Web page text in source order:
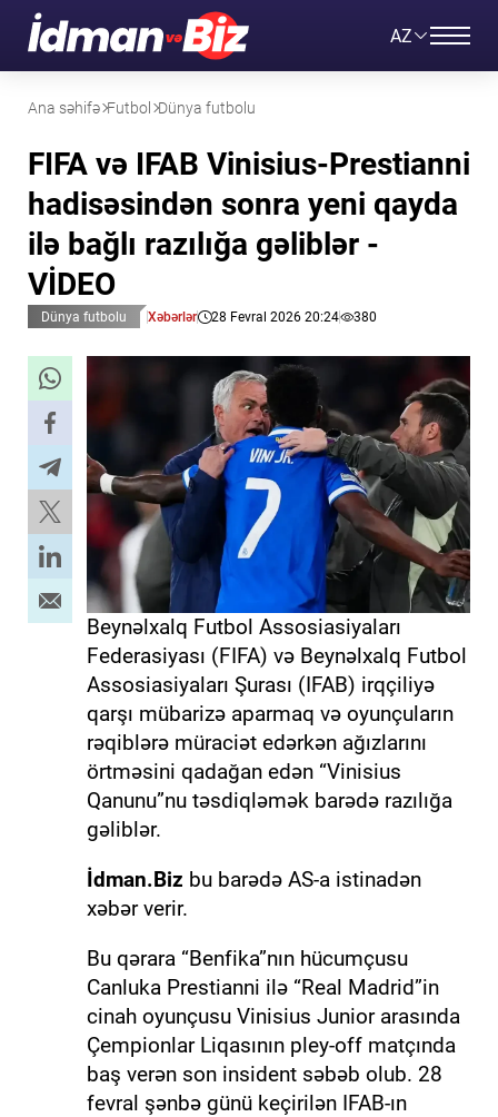
AZ
Ana səhifə Futbol Dünya futbolu
FIFA və IFAB Vinisius-Prestianni
hadisəsindən sonra yeni qayda
ilə bağlı razılığa gəliblər -
VİDEO
Dünya futbolu Xəbərlər 28 Fevral 2026 20:24 380
Beynəlxalq Futbol Assosiasiyaları
Federasiyası (FIFA) və Beynəlxalq Futbol
Assosiasiyaları Şurası (IFAB) irqçiliyə
qarşı mübarizə aparmaq və oyunçuların
rəqiblərə müraciət edərkən ağızlarını
örtməsini qadağan edən “Vinisius
Qanunu”nu təsdiqləmək barədə razılığa
gəliblər.
İdman.Biz bu barədə AS-a istinadən
xəbər verir.
Bu qərara “Benfika”nın hücumçusu
Canluka Prestianni ilə “Real Madrid”in
cinah oyunçusu Vinisius Junior arasında
Çempionlar Liqasının pley-off matçında
baş verən son insident səbəb olub. 28
fevral şənbə günü keçirilən IFAB-ın